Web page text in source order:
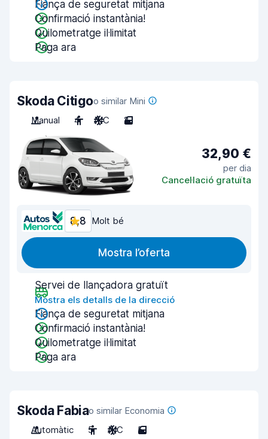
Fiança de seguretat mitjana
Confirmació instantània!
Quilometratge il·limitat
Paga ara
Skoda Citigoo similar Mini
Manual
4 A/C 2
32,90 €
per dia
Cancel·lació gratuïta
8,8 Molt bé
Mostra l’oferta
Servei de llançadora gratuït
Mostra els detalls de la direcció
Fiança de seguretat mitjana
Confirmació instantània!
Quilometratge il·limitat
Paga ara
Skoda Fabiao similar Economia
Automàtic
5 A/C 5